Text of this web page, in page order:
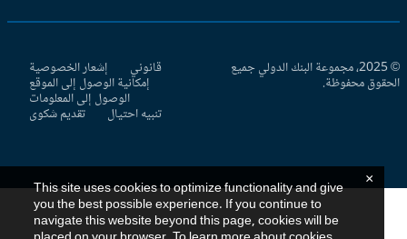
© 2025، مجموعة البنك الدولي جميع
محفوظة.
قانوني إشعار الخصوصية
إمكانية الوصول إلى الموقع
الوصول إلى المعلومات
تنبيه احتيال تقديم شكوى
This site uses cookies to optimize functionality and give
you the best possible experience. If you continue to
navigate this website beyond this page, cookies will be